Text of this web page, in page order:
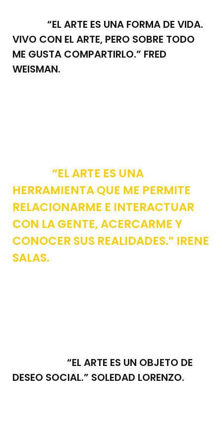
“EL ARTE ES UNA FORMA DE VIDA.
VIVO CON EL ARTE, PERO SOBRE TODO
ME GUSTA COMPARTIRLO.” FRED
WEISMAN.
“EL ARTE ES UNA
HERRAMIENTA QUE ME PERMITE
RELACIONARME E INTERACTUAR
CON LA GENTE, ACERCARME Y
CONOCER SUS REALIDADES.” IRENE
SALAS.
“EL ARTE ES UN OBJETO DE
DESEO SOCIAL.” SOLEDAD LORENZO.